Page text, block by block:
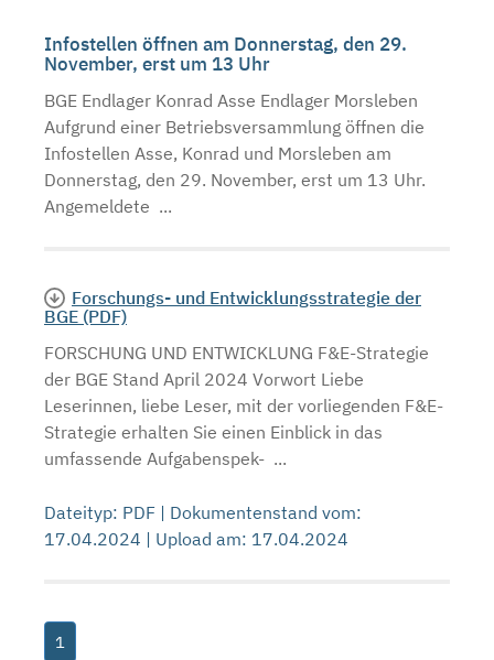
Infostellen öffnen am Donnerstag, den 29.
November, erst um 13 Uhr
BGE Endlager Konrad Asse Endlager Morsleben
Aufgrund einer Betriebsversammlung öffnen die
Infostellen Asse, Konrad und Morsleben am
Donnerstag, den 29. November, erst um 13 Uhr.
Angemeldete ...
Forschungs- und Entwicklungsstrategie der
BGE (PDF)
FORSCHUNG UND ENTWICKLUNG F&E-Strategie
der BGE Stand April 2024 Vorwort Liebe
Leserinnen, liebe Leser, mit der vorliegenden F&E-
Strategie erhalten Sie einen Einblick in das
umfassende Aufgabenspek- ...
Dateityp: PDF | Dokumentenstand vom:
17.04.2024 | Upload am: 17.04.2024
1